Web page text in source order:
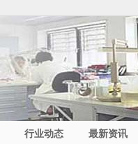
行业动态 最新资讯